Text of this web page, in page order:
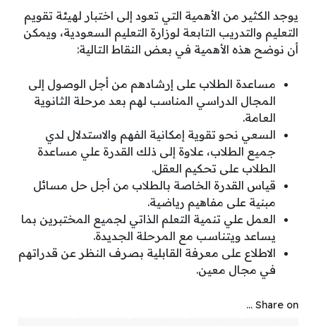
يوجد الكثير من الأهمية التي تعود إلى اختبار لهيئة تقويم
التعليم والتدريب التابعة لوزارة التعليم السعودية، ويمكن
أن نوضح هذه الأهمية في بعض النقاط التالية:
مساعدة الطلاب على إرشادهم من أجل الوصول إلى
المجال الدراسي المناسب لهم بعد مرحلة الثانوية
العامة.
السعي نحو تقوية إمكانية الفهم والاستدلال لدي
جميع الطلاب، علاوة إلى ذلك القدرة علي مساعدة
الطلاب على تحكيم العقل.
قياس القدرة الخاصة بالطلاب من أجل حل مسائل
مبنية على مفاهيم رياضية.
العمل علي تنمية التعلم الذاتي لجميع المختبرين بما
يساعد ويتناسب مع المرحلة الجديدة.
الاطلاع على معرفة القابلية بصرف النظر عن قدراتهم
في مجال معين.
Share on ...